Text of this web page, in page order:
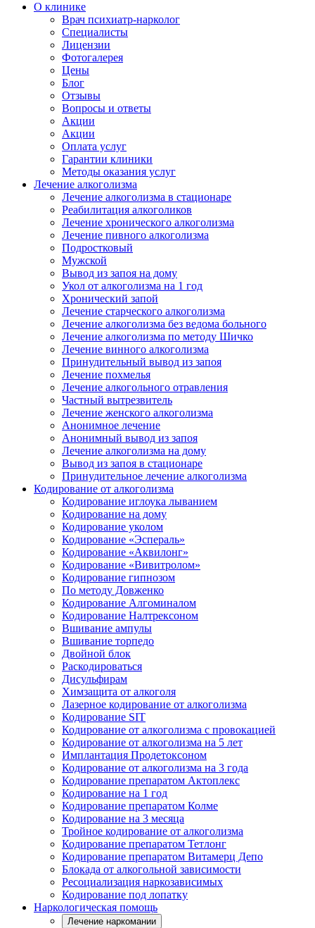
О клинике
Врач психиатр-нарколог
Специалисты
Лицензии
Фотогалерея
Цены
Блог
Отзывы
Вопросы и ответы
Акции
Акции
Оплата услуг
Гарантии клиники
Методы оказания услуг
Лечение алкоголизма
Лечение алкоголизма в стационаре
Реабилитация алкоголиков
Лечение хронического алкоголизма
Лечение пивного алкоголизма
Подростковый
Мужской
Вывод из запоя на дому
Укол от алкоголизма на 1 год
Хронический запой
Лечение старческого алкоголизма
Лечение алкоголизма без ведома больного
Лечение алкоголизма по методу Шичко
Лечение винного алкоголизма
Принудительный вывод из запоя
Лечение похмелья
Лечение алкогольного отравления
Частный вытрезвитель
Лечение женского алкоголизма
Анонимное лечение
Анонимный вывод из запоя
Лечение алкоголизма на дому
Вывод из запоя в стационаре
Принудительное лечение алкоголизма
Кодирование от алкоголизма
Кодирование иглоука лыванием
Кодирование на дому
Кодирование уколом
Кодирование «Эспераль»
Кодирование «Аквилонг»
Кодирование «Вивитролом»
Кодирование гипнозом
По методу Довженко
Кодирование Алгоминалом
Кодирование Налтрексоном
Вшивание ампулы
Вшивание торпедо
Двойной блок
Раскодироваться
Дисульфирам
Химзащита от алкоголя
Лазерное кодирование от алкоголизма
Кодирование SIT
Кодирование от алкоголизма с провокацией
Кодирование от алкоголизма на 5 лет
Имплантация Продетоксоном
Кодирование от алкоголизма на 3 года
Кодирование препаратом Актоплекс
Кодирование на 1 год
Кодирование препаратом Колме
Кодирование на 3 месяца
Тройное кодирование от алкоголизма
Кодирование препаратом Тетлонг
Кодирование препаратом Витамерц Депо
Блокада от алкогольной зависимости
Ресоциализация наркозависимых
Кодирование под лопатку
Наркологическая помощь
Лечение наркомании